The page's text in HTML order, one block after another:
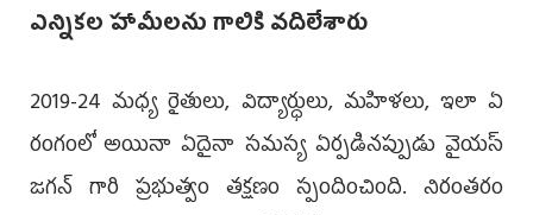
ఎన్నికల హామీలను గాలికి వదిలేశారు
2019-24 మధ్య రైతులు, విద్యార్ధులు, మహిళలు, ఇలా ఏ
రంగంలో అయినా ఏదైనా సమస్య ఏర్పడినప్పుడు వైయస్
జగన్ గారి ప్రభుత్వం తక్షణం స్పందించింది. నిరంతరం